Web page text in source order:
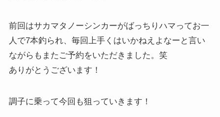
前回はサカマタノーシンカーがばっちりハマってお一
人で7本釣られ、毎回上手くはいかねえよなーと言い
ながらもまたご予約をいただきました。笑
ありがとうございます！
調子に乗って今回も狙っていきます！